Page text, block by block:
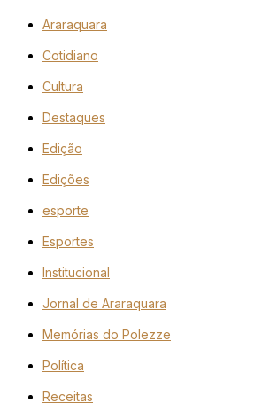
Araraquara
Cotidiano
Cultura
Destaques
Edição
Edições
esporte
Esportes
Institucional
Jornal de Araraquara
Memórias do Polezze
Política
Receitas